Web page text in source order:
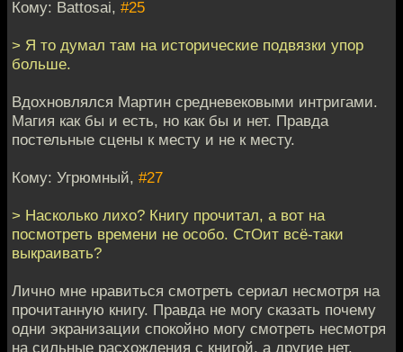
Кому: Battosai, #25
> Я то думал там на исторические подвязки упор
больше.
Вдохновлялся Мартин средневековыми интригами.
Магия как бы и есть, но как бы и нет. Правда
постельные сцены к месту и не к месту.
Кому: Угрюмный, #27
> Насколько лихо? Книгу прочитал, а вот на
посмотреть времени не особо. СтОит всё-таки
выкраивать?
Лично мне нравиться смотреть сериал несмотря на
прочитанную книгу. Правда не могу сказать почему
одни экранизации спокойно могу смотреть несмотря
на сильные расхождения с книгой, а другие нет.